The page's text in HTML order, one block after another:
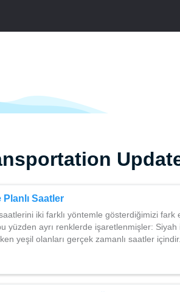
Planlı Saatler
iki farklı yöntemle gösterdiğimizi fark
yüzden ayrı renklerde işaretlenmişler: Siyah
yeşil olanları gerçek zamanlı saatler